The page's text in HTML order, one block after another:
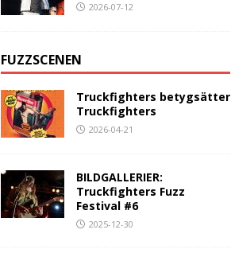
2026-07-12
FUZZSCENEN
Truckfighters betygsätter
Truckfighters
2026-04-21
BILDGALLERIER:
Truckfighters Fuzz
Festival #6
2025-12-30